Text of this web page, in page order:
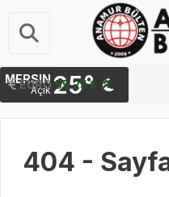
EURO 55.25 ₺
STERLIN 64.48 ₺
MERSIN
Açık 25°
404 -